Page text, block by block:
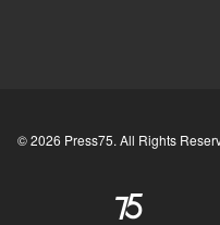
© 2026 Press75. All Rights